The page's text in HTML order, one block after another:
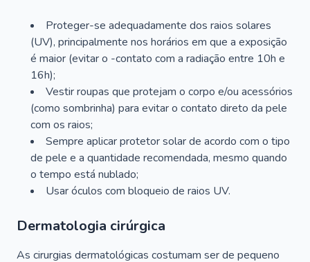
Proteger-se adequadamente dos raios solares
(UV), principalmente nos horários em que a exposição
é maior (evitar o -contato com a radiação entre 10h e
16h);
Vestir roupas que protejam o corpo e/ou acessórios
(como sombrinha) para evitar o contato direto da pele
com os raios;
Sempre aplicar protetor solar de acordo com o tipo
de pele e a quantidade recomendada, mesmo quando
o tempo está nublado;
Usar óculos com bloqueio de raios UV.
Dermatologia cirúrgica
As cirurgias dermatológicas costumam ser de pequeno